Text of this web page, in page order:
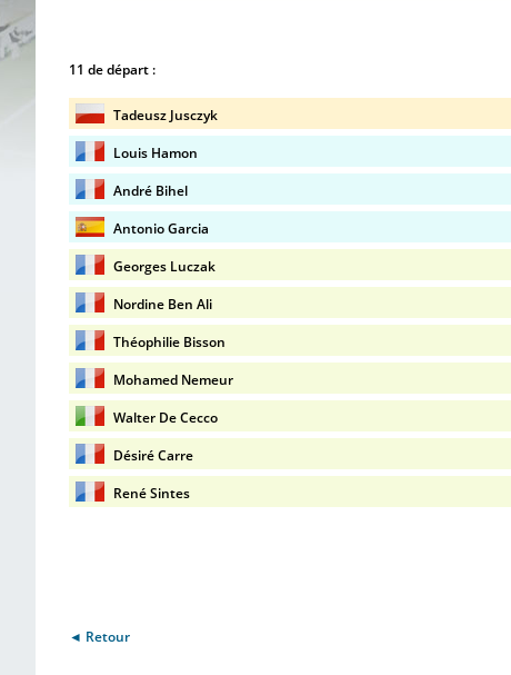
11 de départ :
Tadeusz Jusczyk
Louis Hamon
André Bihel
Antonio Garcia
Georges Luczak
Nordine Ben Ali
Théophilie Bisson
Mohamed Nemeur
Walter De Cecco
Désiré Carre
René Sintes
◄ Retour